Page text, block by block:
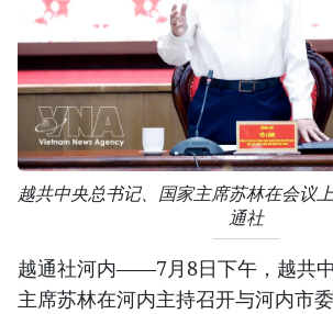
越共中央总书记、国家主席苏林在会议
通社
越通社河内——7月8日下午，越共
主席苏林在河内主持召开与河内市